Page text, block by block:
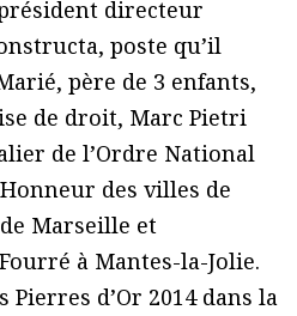
directeur
poste qu’il
père de 3 enfants,
de droit, Marc Pietri
de l’Ordre National
des villes de
Marseille et
à Mantes-la-Jolie.
d’Or 2014 dans la